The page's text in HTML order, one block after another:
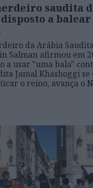
saudita
disposto a balear
da Arábia
Salman afirmou em
a usar "uma bala"
Jamal Khashoggi se
o reino, avança o